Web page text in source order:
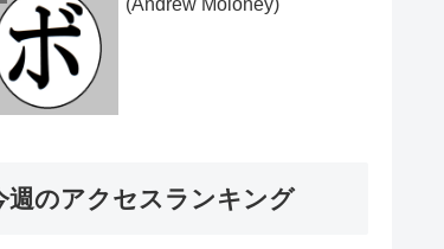
週のアクセスランキング